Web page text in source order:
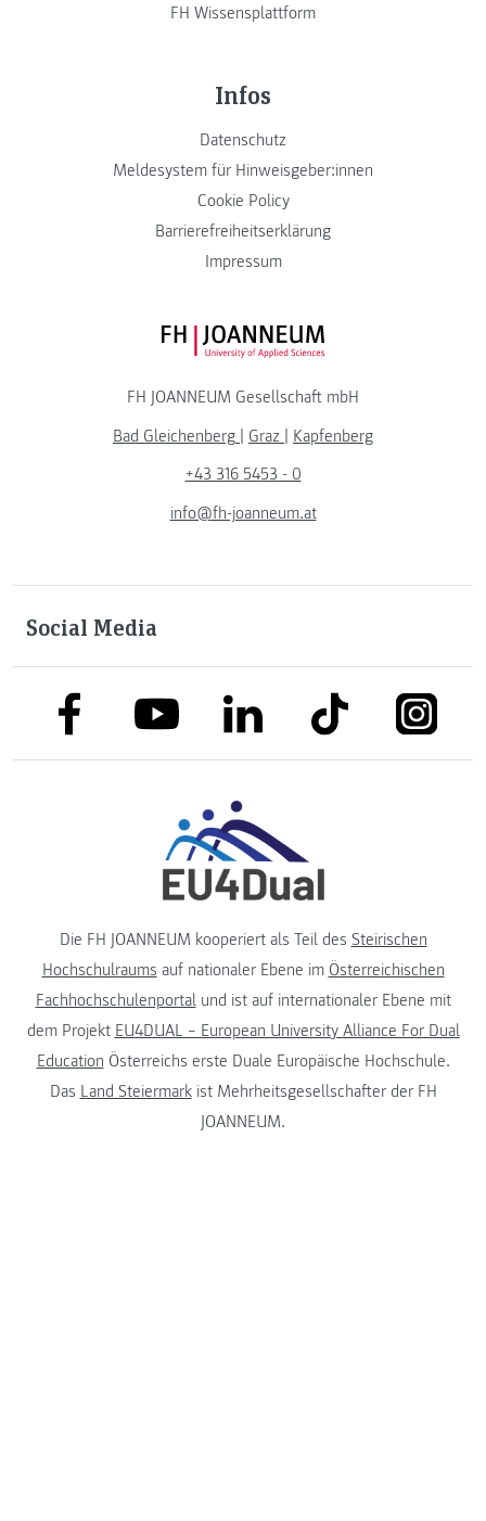
FH Wissensplattform
Infos
Datenschutz
Meldesystem für Hinweisgeber:innen
Cookie Policy
Barrierefreiheitserklärung
Impressum
FH JOANNEUM Logo
FH JOANNEUM Gesellschaft mbH
Bad Gleichenberg | Graz | Kapfenberg
+43 316 5453 - 0
info@fh-joanneum.at
Social Media
link to facebooklink to youtubelink to linkedinlink to tiktok link to
Die FH JOANNEUM kooperiert als Teil des Steirischen
Hochschulraums auf nationaler Ebene im Österreichischen
Fachhochschulenportalund ist auf internationaler Ebene mit
dem Projekt EU4DUAL – European University Alliance For Dual
Education Österreichs erste Duale Europäische Hochschule.
Das Land Steiermarkist Mehrheitsgesellschafter der FH
JOANNEUM.